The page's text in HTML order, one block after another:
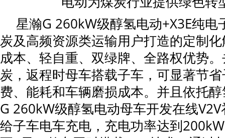
星瀚G 260kW级醇氢电动+X3E纯电
炭及高频资源类运输用户打造的定制
成本、轻自重、双绿牌、全路权优势
炭，返程时母车搭载子车，可显著节
费、能耗和车辆磨损成本。并且依托
G 260kW级醇氢电动母车开发在线
给子车电车充电，充电功率达到